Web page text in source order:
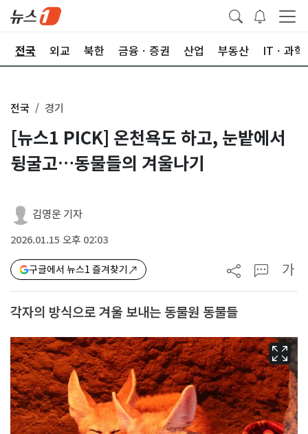
전국 외교 북한 금융ㆍ증권 산업 부동산 ITㆍ과학
전국 경기
[뉴스1 PICK] 온천욕도 하고, 눈밭에서
뒹굴고…동물들의 겨울나기
김영운 기자
2026.01.15 오후 02:03
구글에서 뉴스1 즐겨찾기 가
각자의 방식으로 겨울 보내는 동물원 동물들